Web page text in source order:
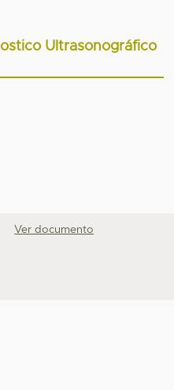
Ultrasonográfico
Ver documento